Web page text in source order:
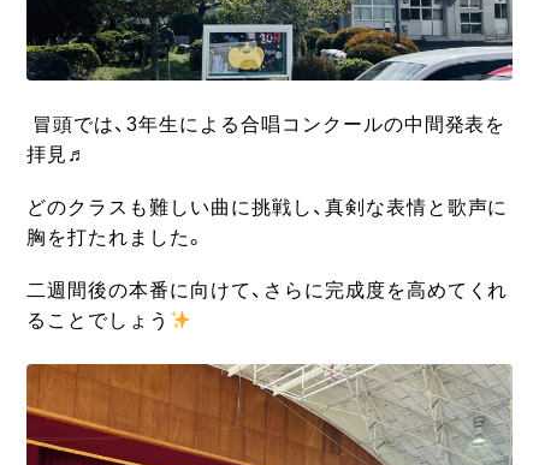
冒頭では、3年生による合唱コンクールの中間発表を
拝見♬
どのクラスも難しい曲に挑戦し、真剣な表情と歌声に
胸を打たれました。
二週間後の本番に向けて、さらに完成度を高めてくれ
ることでしょう